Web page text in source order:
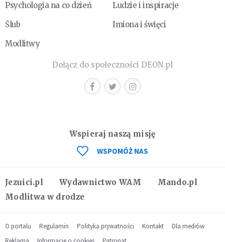
Psychologia na co dzień
Ludzie i inspiracje
Ślub
Imiona i święci
Modlitwy
Dołącz do społeczności DEON.pl
Jezuici.pl Wydawnictwo WAM
Mando.pl
Modlitwa w drodze
Wspieraj naszą misję
WSPOMÓŻ NAS
O portalu Regulamin Polityka prywatności Kontakt
Dla mediów